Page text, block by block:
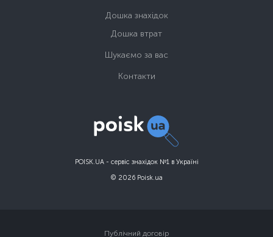
POISK.UA - сервіс знахідок №1 в Україні
© 2026 Poisk.ua
Дошка знахідок
Дошка втрат
Шукаємо за вас
Контакти
Публічний договір